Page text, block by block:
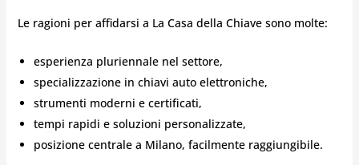
Le ragioni per affidarsi a La Casa della Chiave sono molte:
esperienza pluriennale nel settore,
specializzazione in chiavi auto elettroniche,
strumenti moderni e certificati,
tempi rapidi e soluzioni personalizzate,
posizione centrale a Milano, facilmente raggiungibile.